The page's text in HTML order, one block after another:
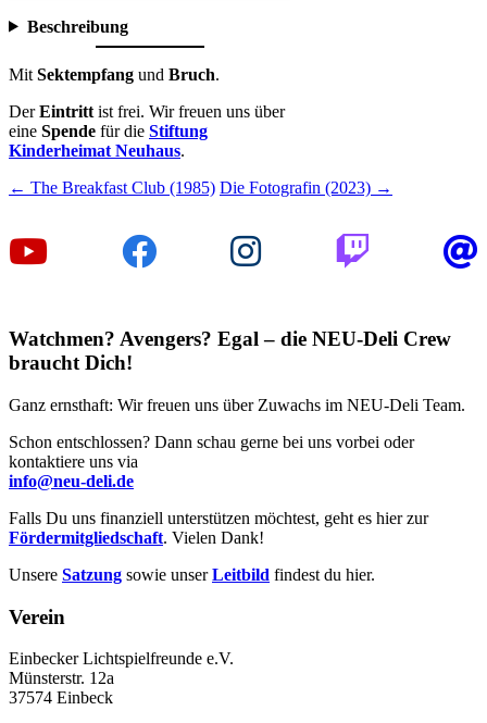
Beschreibung
Mit Sektempfang und Bruch.
DerEintritt ist frei. Wir freuen uns über
eine Spende für die Stiftung
Kinderheimat Neuhaus.
Beitragsnavigation
← The Breakfast Club (1985) Die Fotografin (2023) →
Watchmen? Avengers? Egal – die NEU-Deli Crew
braucht Dich!
Ganz ernsthaft: Wir freuen uns über Zuwachs im NEU-Deli Team.
Schon entschlossen? Dann schau gerne bei uns vorbei oder
kontaktiere uns via
info@neu-deli.de
Falls Du uns finanziell unterstützen möchtest, geht es hier zur
Fördermitgliedschaft. Vielen Dank!
Unsere Satzung sowie unserLeitbild findest du hier.
Verein
Einbecker Lichtspielfreunde e.V.
Münsterstr. 12a
37574 Einbeck